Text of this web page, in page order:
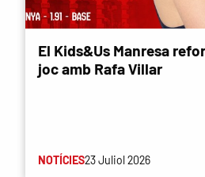
El Kids&Us Manresa
joc amb Rafa Villar
NOTÍCIES23 Juliol 2026